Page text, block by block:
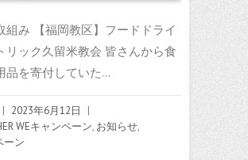
組み 【福岡教区】フードドライ
リック久留米教会 皆さんから食
品を寄付していた…
| 2023年6月12日
|
WEキャンペーン, お知らせ,
ーン